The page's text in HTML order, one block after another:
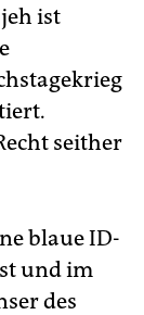
ist
seither
blaue ID-
und im
des